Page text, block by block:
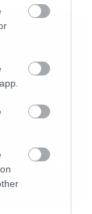
of an
of
also
be